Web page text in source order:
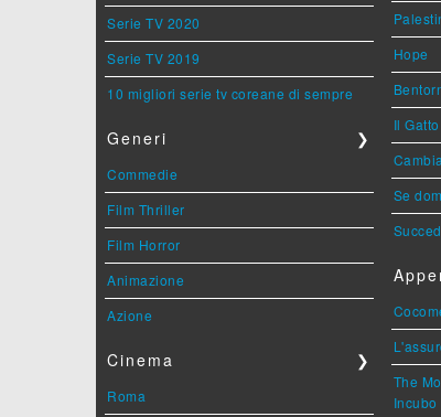
Serie TV 2020
Serie TV 2019
10 migliori serie tv coreane di sempre
Generi ❯
Commedie
Film Thriller
Film Horror
Animazione
Azione
Cinema ❯
Roma
Hope
Il
Se
The
Incubo